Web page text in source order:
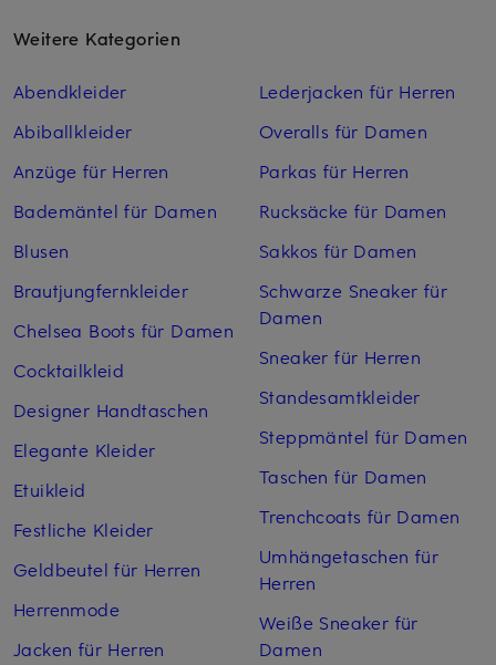
Weitere Kategorien
Abendkleider
Abiballkleider
Anzüge für Herren
Bademäntel für Damen
Blusen
Brautjungfernkleider
Chelsea Boots für Damen
Cocktailkleid
Designer Handtaschen
Elegante Kleider
Etuikleid
Festliche Kleider
Geldbeutel für Herren
Herrenmode
Jacken für Herren
Lederjacken für Herren
Overalls für Damen
Parkas für Herren
Rucksäcke für Damen
Sakkos für Damen
Schwarze Sneaker für
Damen
Sneaker für Herren
Standesamtkleider
Steppmäntel für Damen
Taschen für Damen
Trenchcoats für Damen
Umhängetaschen für
Herren
Weiße Sneaker für
Damen